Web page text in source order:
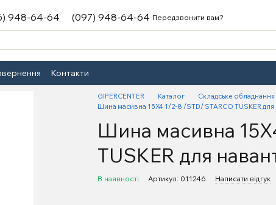
948-64-64 (097) 948-64-64 Передзвонити вам?
Контакти
GIPERCENTER Каталог Складське обладнання
Шина масивна 15X4 1/2-8 /STD/ STARCO TUSKER для
Шина масивна
TUSKER для
В наявності Артикул: 011246 Написати відгук